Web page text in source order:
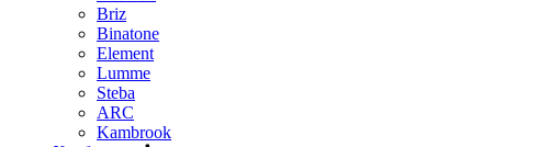
Briz
Binatone
Element
Lumme
Steba
ARC
Kambrook